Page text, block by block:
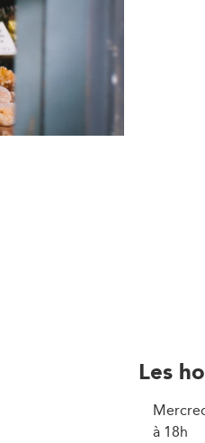
Les
à 18h